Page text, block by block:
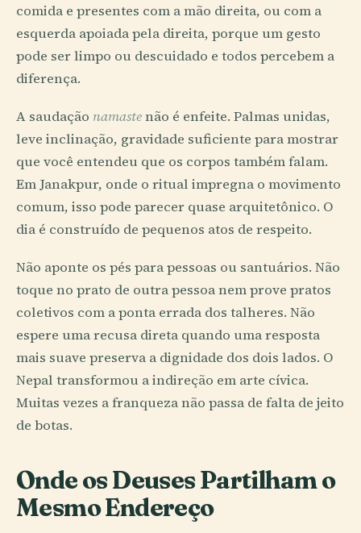
comida e presentes com a mão direita, ou com a
esquerda apoiada pela direita, porque um gesto
pode ser limpo ou descuidado e todos percebem a
diferença.
A saudação namastenão é enfeite. Palmas unidas,
leve inclinação, gravidade suficiente para mostrar
que você entendeu que os corpos também falam.
Em Janakpur, onde o ritual impregna o movimento
comum, isso pode parecer quase arquitetônico. O
dia é construído de pequenos atos de respeito.
Não aponte os pés para pessoas ou santuários. Não
toque no prato de outra pessoa nem prove pratos
coletivos com a ponta errada dos talheres. Não
espere uma recusa direta quando uma resposta
mais suave preserva a dignidade dos dois lados. O
Nepal transformou a indireção em arte cívica.
Muitas vezes a franqueza não passa de falta de jeito
de botas.
Onde os Deuses Partilham o
Mesmo Endereço